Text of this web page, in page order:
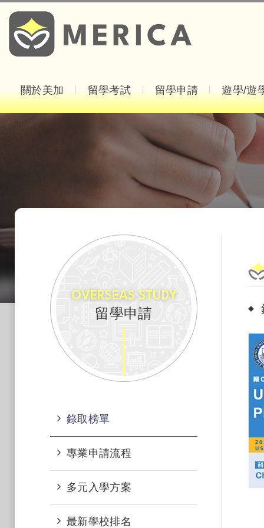
關於美加 留學考試 留學申請 遊學/遊
OVERSEAS STUDY
留學申請
錄取榜單
專業申請流程​
多元入學方案​
最新學校排名